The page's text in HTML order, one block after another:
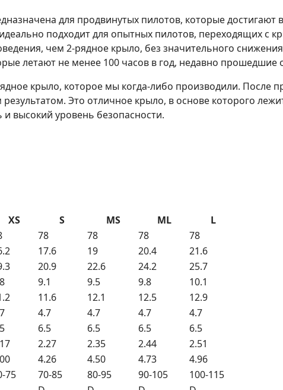
для продвинутых пилотов, которые
подходит для опытных пилотов, переходящих с
чем 2-рядное крыло, без значительного
летают не менее 100 часов в год, недавно прошедшие
крыло, которое мы когда-либо производили. После
Это отличное крыло, в основе которого
высокий уровень безопасности.
S MS ML
L
78 78 78
78
17.6 19 20.4
21.6
20.9 22.6 24.2
25.7
9.1 9.5 9.8
10.1
11.6 12.1 12.5
12.9
4.7 4.7 4.7
4.7
6.5 6.5 6.5
6.5
2.27 2.35 2.44
2.51
4.26 4.50 4.73
4.96
75 70-85 80-95 90-105
100-115